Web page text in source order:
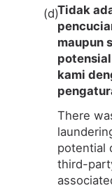
Tidak
maupun
kami
There
potential
third-